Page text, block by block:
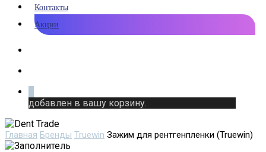
Контакты
Акции
добавлен в вашу корзину.
Главная Бренды Truewin Зажим для рентгенпленки (Truewin)